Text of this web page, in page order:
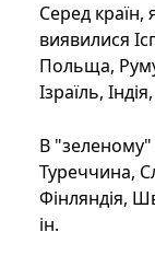
Серед країн,
виявилися
Польща,
Ізраїль,
В "зеленому"
Туреччина,
Фінляндія,
ін.